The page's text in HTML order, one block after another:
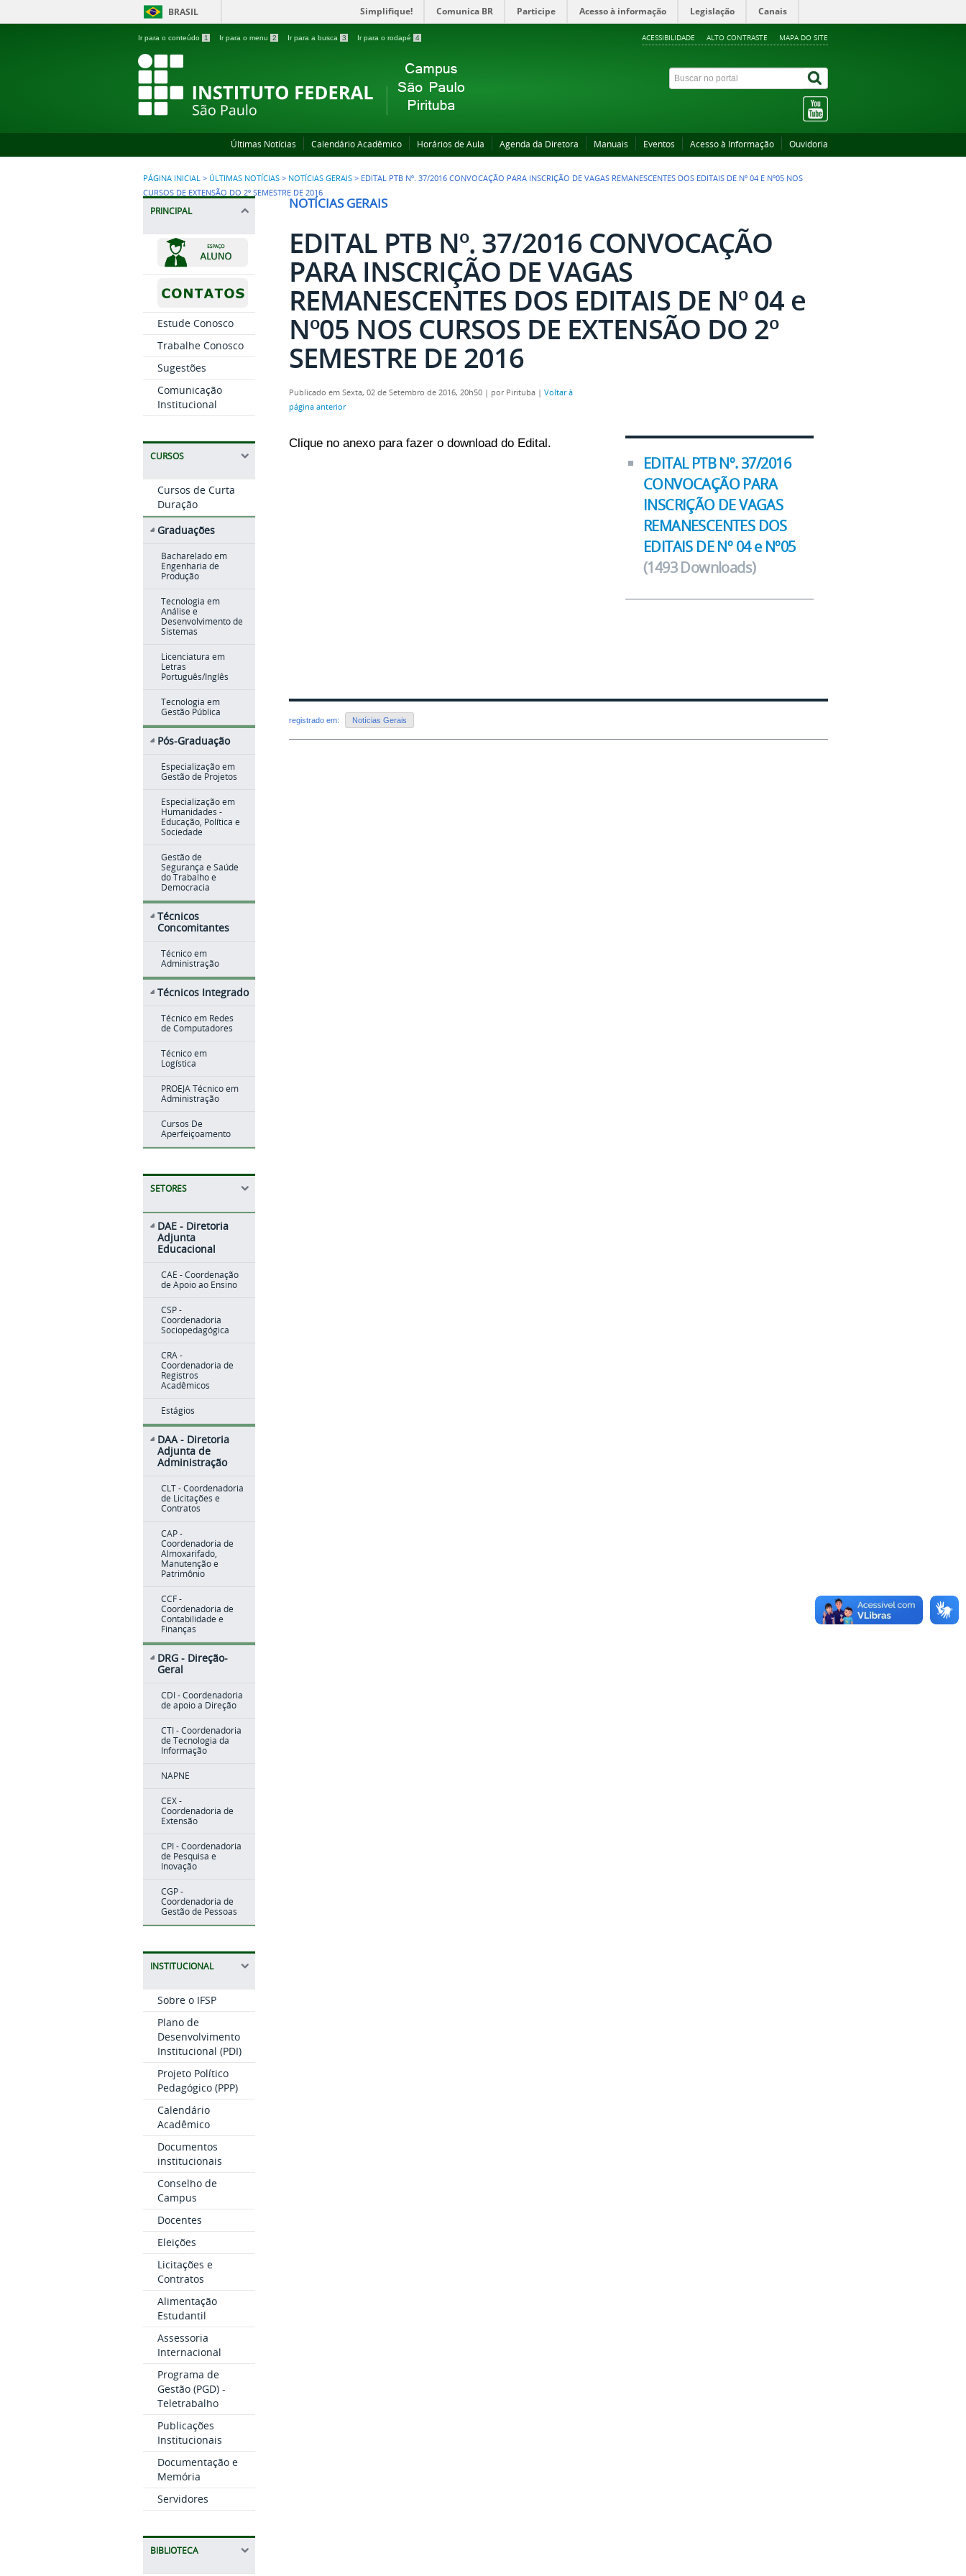
BRASIL Simplifique! Comunica BR Participe Acesso à informação Legislação Canais
Ir para o conteúdo 1 Ir para o menu 2 Ir para a busca 3 Ir para o rodapé 4 ACESSIBILIDADE ALTO CONTRASTE MAPA DO SITE
Últimas Notícias Calendário Acadêmico Horários de Aula Agenda da Diretora Manuais Eventos Acesso à Informação Ouvidoria
PÁGINA INICIAL > ÚLTIMAS NOTÍCIAS > NOTÍCIAS GERAIS > EDITAL PTB Nº. 37/2016 CONVOCAÇÃO PARA INSCRIÇÃO DE VAGAS REMANESCENTES DOS EDITAIS DE Nº 04 E Nº05 NOS
CURSOS DE EXTENSÃO DO 2º SEMESTRE DE 2016
PRINCIPAL
Estude Conosco
Trabalhe Conosco
Sugestões
Comunicação
Institucional
CURSOS
Cursos de Curta
Duração
Graduações
Bacharelado em
Engenharia de
Produção
Tecnologia em
Análise e
Desenvolvimento de
Sistemas
Licenciatura em
Letras
Português/Inglês
Tecnologia em
Gestão Pública
Pós-Graduação
Especialização em
Gestão de Projetos
Especialização em
Humanidades -
Educação, Política e
Sociedade
Gestão de
Segurança e Saúde
do Trabalho e
Democracia
Técnicos
Concomitantes
Técnico em
Administração
Técnicos Integrado
Técnico em Redes
de Computadores
Técnico em
Logística
PROEJA Técnico em
Administração
Cursos De
Aperfeiçoamento
SETORES
DAE - Diretoria
Adjunta
Educacional
CAE - Coordenação
de Apoio ao Ensino
CSP -
Coordenadoria
Sociopedagógica
CRA -
Coordenadoria de
Registros
Acadêmicos
Estágios
DAA - Diretoria
Adjunta de
Administração
CLT - Coordenadoria
de Licitações e
Contratos
CAP -
Coordenadoria de
Almoxarifado,
Manutenção e
Patrimônio
CCF -
Coordenadoria de
Contabilidade e
Finanças
DRG - Direção-
Geral
CDI - Coordenadoria
de apoio a Direção
CTI - Coordenadoria
de Tecnologia da
Informação
NAPNE
CEX -
Coordenadoria de
Extensão
CPI - Coordenadoria
de Pesquisa e
Inovação
CGP -
Coordenadoria de
Gestão de Pessoas
INSTITUCIONAL
Sobre o IFSP
Plano de
Desenvolvimento
Institucional (PDI)
Projeto Político
Pedagógico (PPP)
Calendário
Acadêmico
Documentos
institucionais
Conselho de
Campus
Docentes
Eleições
Licitações e
Contratos
Alimentação
Estudantil
Assessoria
Internacional
Programa de
Gestão (PGD) -
Teletrabalho
Publicações
Institucionais
Documentação e
Memória
Servidores
BIBLIOTECA
NOTÍCIAS GERAIS
EDITAL PTB Nº. 37/2016 CONVOCAÇÃO
PARA INSCRIÇÃO DE VAGAS
REMANESCENTES DOS EDITAIS DE Nº 04 e
Nº05 NOS CURSOS DE EXTENSÃO DO 2º
SEMESTRE DE 2016
Publicado em Sexta, 02 de Setembro de 2016, 20h50 | por Pirituba | Voltar à
página anterior
EDITAL PTB Nº. 37/2016
CONVOCAÇÃO PARA
INSCRIÇÃO DE VAGAS
REMANESCENTES DOS
EDITAIS DE Nº 04 e Nº05
(1493 Downloads)
Clique no anexo para fazer o download do Edital.
registrado em: Notícias Gerais